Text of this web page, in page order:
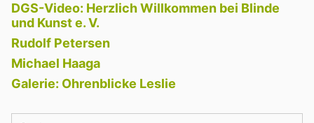
DGS-Video: Herzlich Willkommen bei Blinde
und Kunst e. V.
Rudolf Petersen
Michael Haaga
Galerie: Ohrenblicke Leslie